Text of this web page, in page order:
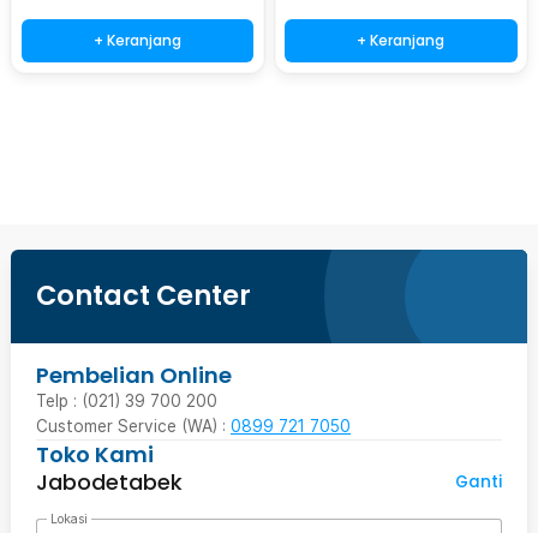
+ Keranjang + Keranjang
Contact Center
Pembelian Online
Telp : (021) 39 700 200
Customer Service (WA) : 0899 721 7050
Toko Kami
Jabodetabek
Ganti
Lokasi